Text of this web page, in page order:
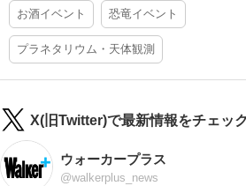
お酒イベント 恐竜イベント
プラネタリウム・天体観測
X(旧Twitter)で最新情報をチェック
ウォーカープラス
@walkerplus_news